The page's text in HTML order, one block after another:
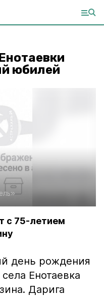
юбилей
с 75-летием
день рождения
Енотаевка
Дарига